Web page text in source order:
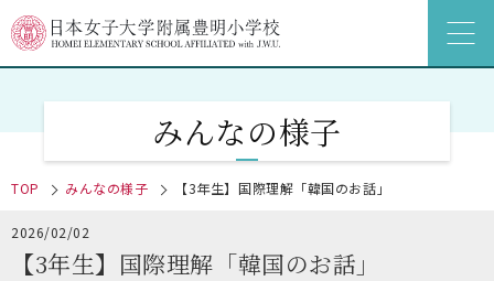
みんなの様子
TOP みんなの様子 【3年生】国際理解「韓国のお話」
2026/02/02
【3年生】国際理解「韓国のお話」